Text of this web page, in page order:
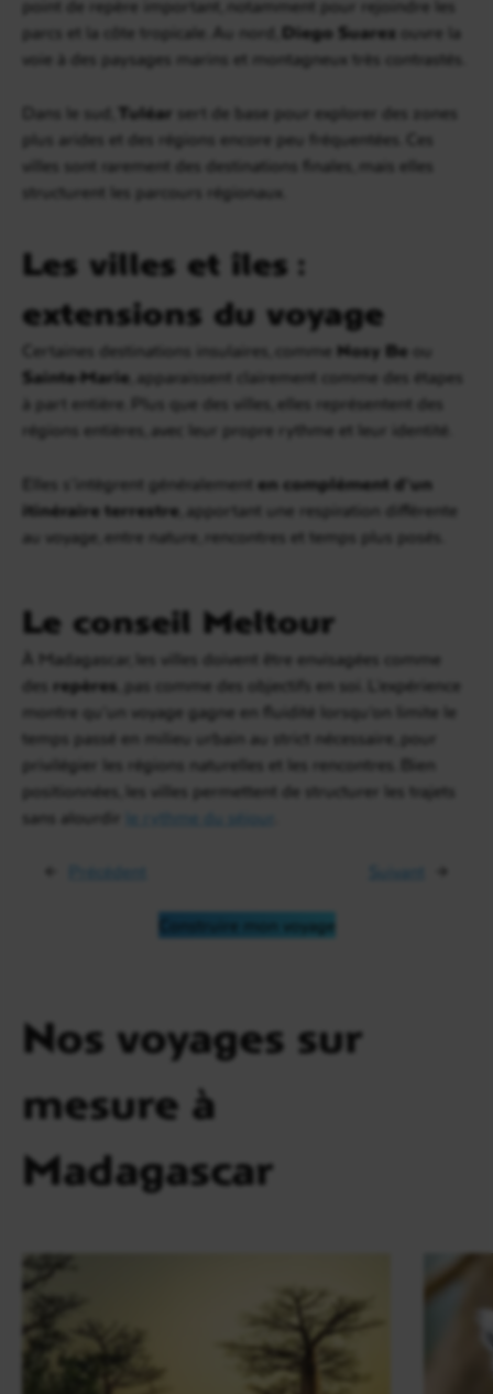
point de repère important, notamment pour rejoindre les
parcs et la côte tropicale. Au nord, Diego Suarez ouvre la
voie à des paysages marins et montagneux très contrastés.
Dans le sud, Tuléar sert de base pour explorer des zones
plus arides et des régions encore peu fréquentées. Ces
villes sont rarement des destinations finales, mais elles
structurent les parcours régionaux.
Les villes et îles :
extensions du voyage
Certaines destinations insulaires, comme Nosy Be
Sainte-Marie , apparaissent clairement comme des étapes
à part entière. Plus que des villes, elles représentent des
régions entières, avec leur propre rythme et leur identité.
Elles s’intègrent généralement en complément d’un
itinéraire terrestre , apportant une respiration différente
au voyage, entre nature, rencontres et temps plus posés.
Le conseil Meltour
À Madagascar, les villes doivent être envisagées comme
des repères , pas comme des objectifs en soi. L’expérience
montre qu’un voyage gagne en fluidité lorsqu’on limite le
temps passé en milieu urbain au strict nécessaire, pour
privilégier les régions naturelles et les rencontres. Bien
positionnées, les villes permettent de structurer les trajets
sans alourdir
← Suivant →
Construire mon voyage
Nos voyages sur
mesure à
Madagascar